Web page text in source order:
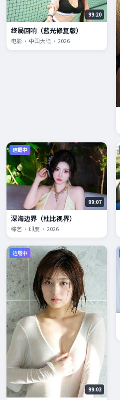
99:20
终局回响（蓝光修复版）
电影 · 中国大陆 · 2026
连载中
99:07
深海边界（杜比视界）
综艺 · 印度 · 2026
连载中
99:03